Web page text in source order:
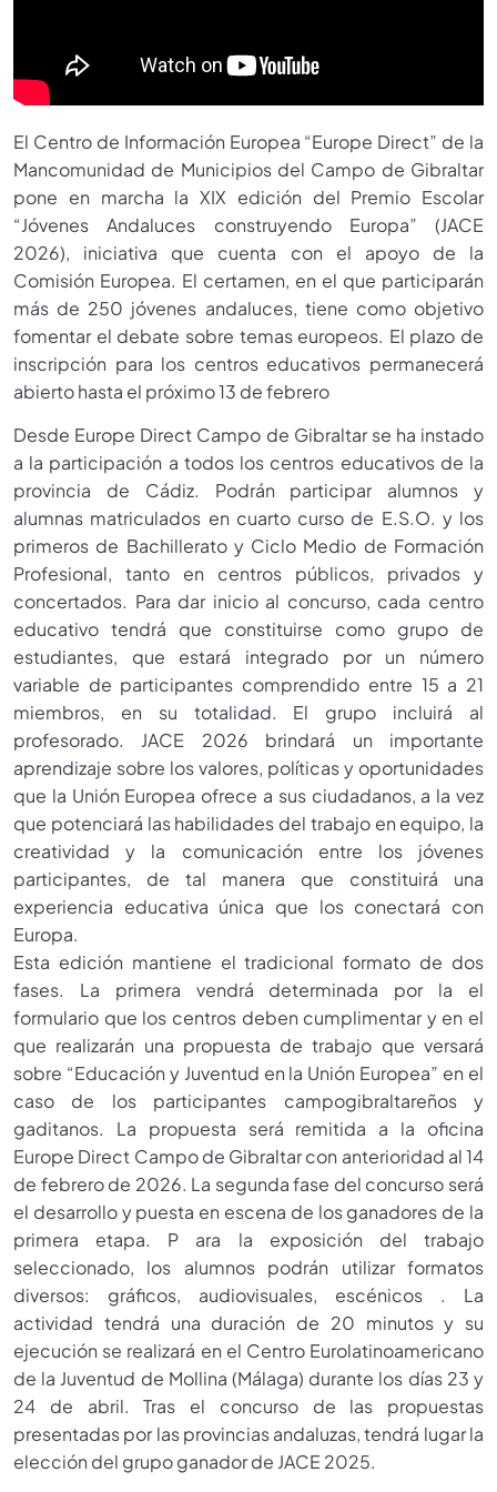
El Centro de Información Europea “Europe Direct” de la
Mancomunidad de Municipios del Campo de Gibraltar
pone en marcha la XIX edición del Premio Escolar
“Jóvenes Andaluces construyendo Europa” (JACE
2026), iniciativa que cuenta con el apoyo de la
Comisión Europea. El certamen, en el que participarán
más de 250 jóvenes andaluces, tiene como objetivo
fomentar el debate sobre temas europeos. El plazo de
inscripción para los centros educativos permanecerá
abierto hasta el próximo 13 de febrero
Desde Europe Direct Campo de Gibraltar se ha instado
a la participación a todos los centros educativos de la
provincia de Cádiz. Podrán participar alumnos y
alumnas matriculados en cuarto curso de E.S.O. y los
primeros de Bachillerato y Ciclo Medio de Formación
Profesional, tanto en centros públicos, privados y
concertados. Para dar inicio al concurso, cada centro
educativo tendrá que constituirse como grupo de
estudiantes, que estará integrado por un número
variable de participantes comprendido entre 15 a 21
miembros, en su totalidad. El grupo incluirá al
profesorado. JACE 2026 brindará un importante
aprendizaje sobre los valores, políticas y oportunidades
que la Unión Europea ofrece a sus ciudadanos, a la vez
que potenciará las habilidades del trabajo en equipo, la
creatividad y la comunicación entre los jóvenes
participantes, de tal manera que constituirá una
experiencia educativa única que los conectará con
Europa.
Esta edición mantiene el tradicional formato de dos
fases. La primera vendrá determinada por la el
formulario que los centros deben cumplimentar y en el
que realizarán una propuesta de trabajo que versará
sobre “Educación y Juventud en la Unión Europea” en el
caso de los participantes campogibraltareños y
gaditanos. La propuesta será remitida a la oficina
Europe Direct Campo de Gibraltar con anterioridad al 14
de febrero de 2026. La segunda fase del concurso será
el desarrollo y puesta en escena de los ganadores de la
primera etapa. P ara la exposición del trabajo
seleccionado, los alumnos podrán utilizar formatos
diversos: gráficos, audiovisuales, escénicos . La
actividad tendrá una duración de 20 minutos y su
ejecución se realizará en el Centro Eurolatinoamericano
de la Juventud de Mollina (Málaga) durante los días 23 y
24 de abril. Tras el concurso de las propuestas
presentadas por las provincias andaluzas, tendrá lugar la
elección del grupo ganador de JACE 2025.